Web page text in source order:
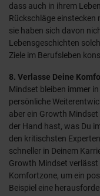
dass auch in ihrem
Rückschläge einstecken
sie haben sich davon
Lebensgeschichten
Ziele im Berufsleben
8. Verlasse Deine
Mindset bleiben immer
persönliche
aber ein Growth
der Hand hast, was Du
den kritischsten
schneller in Deinem
Growth Mindset verlässt
Komfortzone, um ein
Beispiel eine